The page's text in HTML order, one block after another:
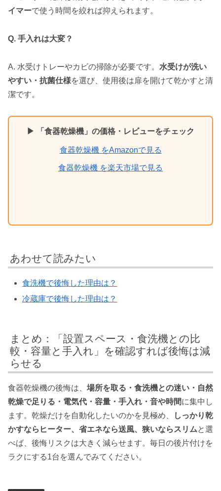
イマーで使う時間を絞れば抑えられます。
Q. 手入れは大変？
A. 水受けトレーやカビの掃除が必要です。 水受けが洗い
やすい・抗菌仕様を選び、使用後は扉を開けて乾かすと清
潔です。
▶ 「食器乾燥機」の価格・レビューをチェック
食器乾燥機 をAmazonで見る
食器乾燥機 を楽天市場で見る
あわせて読みたい
食洗機で後悔した理由は？
冷蔵庫で後悔した理由は？
まとめ：「設置スペース・食洗機との比
較・容量と手入れ」を確認すれば後悔は減
らせる
食器乾燥機の後悔は、 場所を取る・食洗機との迷い・自然
乾燥で足りる・電気代・容量・手入れ・音や時間に集中し
ます。乾燥だけを自動化したいのかを見極め、
しっかり乾
かすならヒーター、省エネなら送風、狭いならスリムと選
べば、後悔リスクは大きく減らせます。毎日の後片付けを
ラクにする1台を選んでみてください。